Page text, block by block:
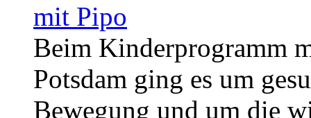
Beim Kinderprogramm
Potsdam ging es um
Bewegung und um die